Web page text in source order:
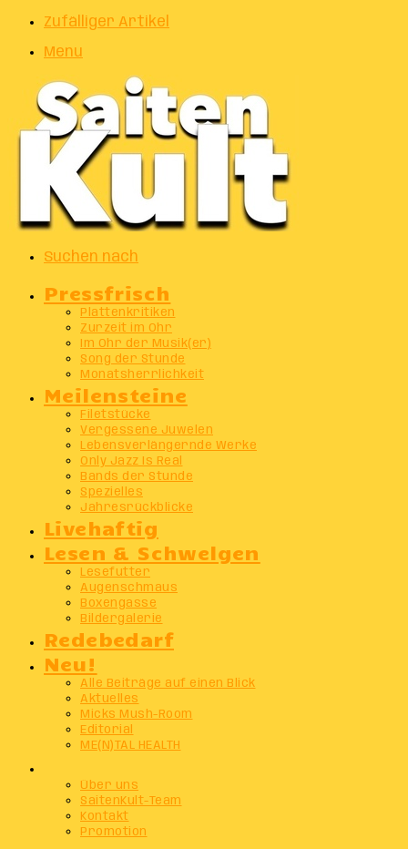
Zufälliger Artikel
Menu
Suchen nach
Pressfrisch
Plattenkritiken
Zurzeit im Ohr
Im Ohr der Musik(er)
Song der Stunde
Monatsherrlichkeit
Meilensteine
Filetstücke
Vergessene Juwelen
Lebensverlängernde Werke
Only Jazz Is Real
Bands der Stunde
Spezielles
Jahresrückblicke
Livehaftig
Lesen & Schwelgen
Lesefutter
Augenschmaus
Boxengasse
Bildergalerie
Redebedarf
Neu!
Alle Beiträge auf einen Blick
Aktuelles
Micks Mush-Room
Editorial
ME(N)TAL HEALTH
Über uns
SaitenKult-Team
Kontakt
Promotion